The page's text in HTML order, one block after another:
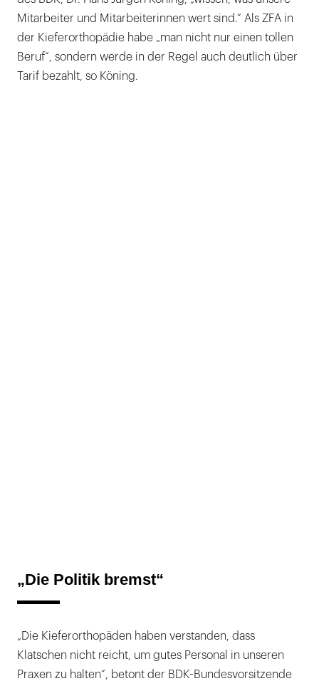
Mitarbeiter und Mitarbeiterinnen wert sind.“ Als ZFA in
der Kieferorthopädie habe „man nicht nur einen tollen
Beruf“, sondern werde in der Regel auch deutlich über
Tarif bezahlt, so Köning.
„Die Politik bremst“
„Die Kieferorthopäden haben verstanden, dass
Klatschen nicht reicht, um gutes Personal in unseren
Praxen zu halten“, betont der BDK-Bundesvorsitzende